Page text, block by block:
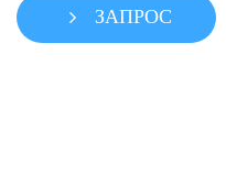
ЗАПРОС